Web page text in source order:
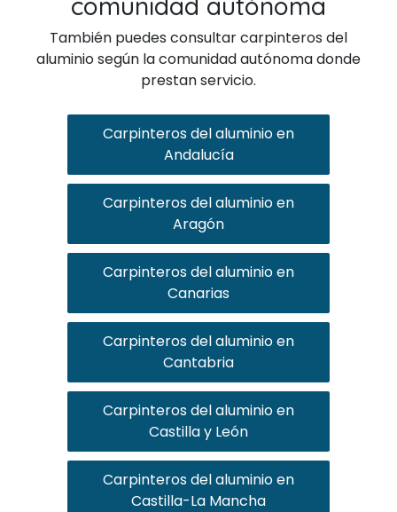
También puedes consultar carpinteros del
aluminio según la comunidad autónoma donde
prestan servicio.
Carpinteros del aluminio en
Andalucía
Carpinteros del aluminio en
Aragón
Carpinteros del aluminio en
Canarias
Carpinteros del aluminio en
Cantabria
Carpinteros del aluminio en
Castilla y León
Carpinteros del aluminio en
Castilla-La Mancha